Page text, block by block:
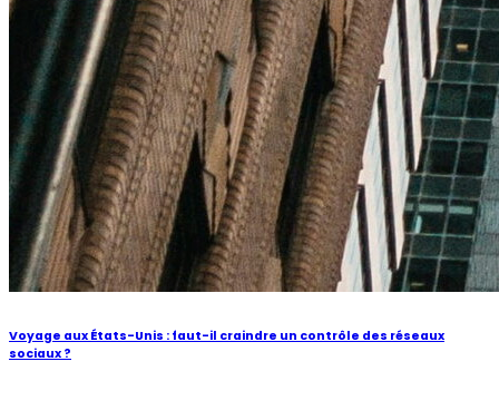
Voyage aux États-Unis : faut-il craindre un contrôle des réseaux
sociaux ?